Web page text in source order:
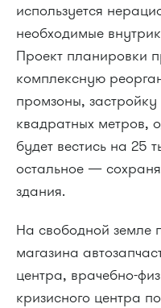
используется
необходимые
Проект планировки
комплексную
промзоны,
квадратных метров,
будет вестись на 25
остальное —
здания.
На свободной земле
магазина
центра, врачебно-
кризисного центра